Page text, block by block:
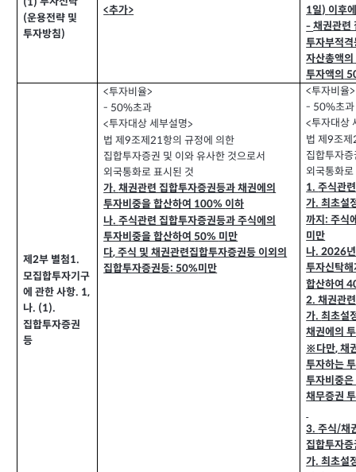
(운용전략 및
투자방침)
<추가>
1일) 이후
-채권관련
투자부적
자산총액의
투자액의
제2부 별첨1.
모집합투자기구
에 관한 사항. 1,
나. (1).
집합투자증권
등
<투자비율>
- 50%초과
<투자대상 세부설명>
법 제9조제21항의 규정에 의한
집합투자증권 및 이와 유사한 것으로서
외국통화로 표시된 것
가.채권관련 집합투자증권등과 채권에의
투자비중을 합산하여 100% 이하
나.주식관련 집합투자증권등과 주식에의
투자비중을 합산하여 50% 미만
다,주식 및 채권관련집합투자증권등 이외의
집합투자증권등: 50%미만
<투자비율>
- 50%초과
<투자대상
법 제9조제
집합투자
외국통화
1.주식관
가.최초설
까지:주식
미만
나. 2026년
투자신탁
합산하여
2.채권관
가.최초설
채권에의
※다만,채
투자하는
투자비중
채무증권
3.주식/채
집합투자증
가.최초설